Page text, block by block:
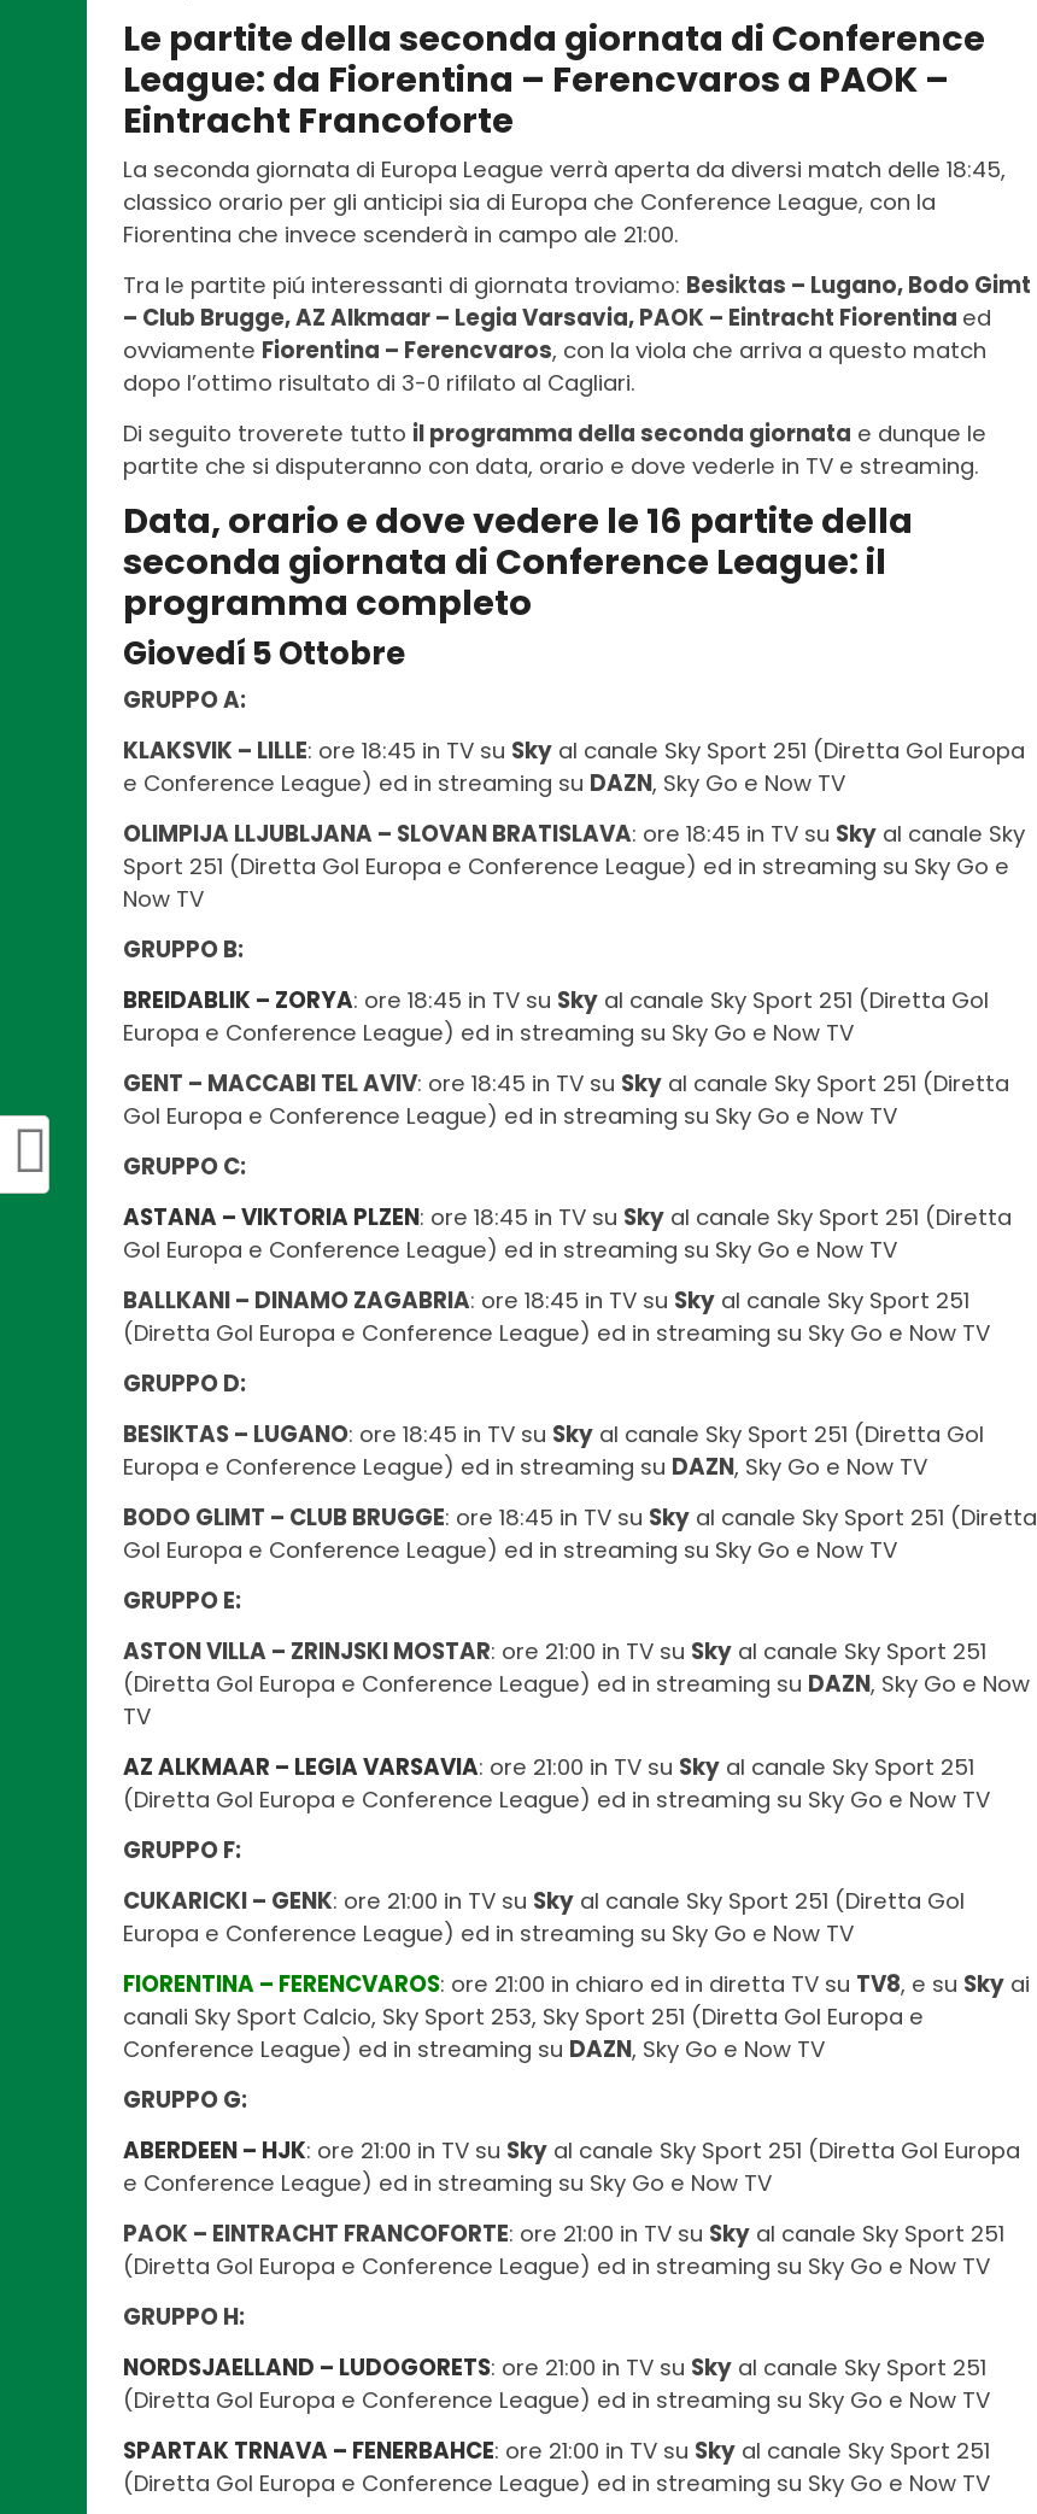
Le partite della seconda giornata di Conference
League: da Fiorentina – Ferencvaros a PAOK –
Eintracht Francoforte
La seconda giornata di Europa League verrà aperta da diversi match delle 18:45,
classico orario per gli anticipi sia di Europa che Conference League, con la
Fiorentina che invece scenderà in campo ale 21:00.
Tra le partite piú interessanti di giornata troviamo: Besiktas – Lugano, Bodo Gimt
– Club Brugge, AZ Alkmaar – Legia Varsavia, PAOK – Eintracht Fiorentina ed
ovviamente Fiorentina – Ferencvaros, con la viola che arriva a questo match
dopo l’ottimo risultato di 3-0 rifilato al Cagliari.
Di seguito troverete tutto il programma della seconda giornata e dunque le
partite che si disputeranno con data, orario e dove vederle in TV e streaming.
Data, orario e dove vedere le 16 partite della
seconda giornata di Conference League: il
programma completo
Giovedí 5 Ottobre
GRUPPO A:
KLAKSVIK – LILLE: ore 18:45 in TV su Sky al canale Sky Sport 251 (Diretta Gol Europa
e Conference League) ed in streaming su DAZN, Sky Go e Now TV
OLIMPIJA LLJUBLJANA – SLOVAN BRATISLAVA: ore 18:45 in TV su Sky al canale Sky
Sport 251 (Diretta Gol Europa e Conference League) ed in streaming su Sky Go e
Now TV
GRUPPO B:
BREIDABLIK – ZORYA: ore 18:45 in TV su Sky al canale Sky Sport 251 (Diretta Gol
Europa e Conference League) ed in streaming su Sky Go e Now TV
GENT – MACCABI TEL AVIV: ore 18:45 in TV su Sky al canale Sky Sport 251 (Diretta
Gol Europa e Conference League) ed in streaming su Sky Go e Now TV
GRUPPO C:
ASTANA – VIKTORIA PLZEN: ore 18:45 in TV su Sky al canale Sky Sport 251 (Diretta
Gol Europa e Conference League) ed in streaming su Sky Go e Now TV
BALLKANI – DINAMO ZAGABRIA: ore 18:45 in TV su Sky al canale Sky Sport 251
(Diretta Gol Europa e Conference League) ed in streaming su Sky Go e Now TV
GRUPPO D:
BESIKTAS – LUGANO: ore 18:45 in TV su Sky al canale Sky Sport 251 (Diretta Gol
Europa e Conference League) ed in streaming su DAZN, Sky Go e Now TV
BODO GLIMT – CLUB BRUGGE: ore 18:45 in TV su Sky al canale Sky Sport 251 (Diretta
Gol Europa e Conference League) ed in streaming su Sky Go e Now TV
GRUPPO E:
ASTON VILLA – ZRINJSKI MOSTAR: ore 21:00 in TV su Sky al canale Sky Sport 251
(Diretta Gol Europa e Conference League) ed in streaming su DAZN, Sky Go e Now
TV
AZ ALKMAAR – LEGIA VARSAVIA: ore 21:00 in TV su Sky al canale Sky Sport 251
(Diretta Gol Europa e Conference League) ed in streaming su Sky Go e Now TV
GRUPPO F:
CUKARICKI – GENK: ore 21:00 in TV su Sky al canale Sky Sport 251 (Diretta Gol
Europa e Conference League) ed in streaming su Sky Go e Now TV
FIORENTINA – FERENCVAROS: ore 21:00 in chiaro ed in diretta TV su TV8, e su Sky ai
canali Sky Sport Calcio, Sky Sport 253, Sky Sport 251 (Diretta Gol Europa e
Conference League) ed in streaming su DAZN, Sky Go e Now TV
GRUPPO G:
ABERDEEN – HJK: ore 21:00 in TV su Sky al canale Sky Sport 251 (Diretta Gol Europa
e Conference League) ed in streaming su Sky Go e Now TV
PAOK – EINTRACHT FRANCOFORTE: ore 21:00 in TV su Sky al canale Sky Sport 251
(Diretta Gol Europa e Conference League) ed in streaming su Sky Go e Now TV
GRUPPO H:
NORDSJAELLAND – LUDOGORETS: ore 21:00 in TV su Sky al canale Sky Sport 251
(Diretta Gol Europa e Conference League) ed in streaming su Sky Go e Now TV
SPARTAK TRNAVA – FENERBAHCE: ore 21:00 in TV su Sky al canale Sky Sport 251
(Diretta Gol Europa e Conference League) ed in streaming su Sky Go e Now TV